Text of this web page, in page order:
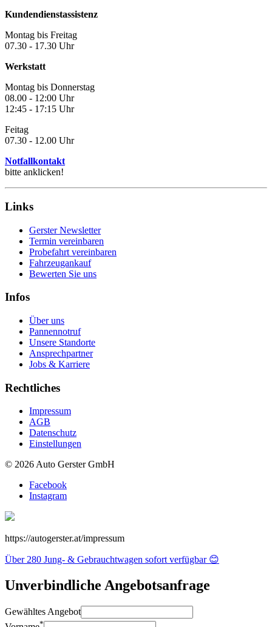
Kundendienstassistenz
Montag bis Freitag
07.30 - 17.30 Uhr
Werkstatt
Montag bis Donnerstag
08.00 - 12:00 Uhr
12:45 - 17:15 Uhr
Feitag
07.30 - 12.00 Uhr
Notfallkontakt
bitte anklicken!
Links
Gerster Newsletter
Termin vereinbaren
Probefahrt vereinbaren
Fahrzeugankauf
Bewerten Sie uns
Infos
Über uns
Pannennotruf
Unsere Standorte
Ansprechpartner
Jobs & Karriere
Rechtliches
Impressum
AGB
Datenschutz
Einstellungen
© 2026 Auto Gerster GmbH
Facebook
Instagram
https://autogerster.at/impressum
Über 280 Jung- & Gebrauchtwagen sofort verfügbar 😊
Unverbindliche Angebotsanfrage
Gewähltes Angebot
*